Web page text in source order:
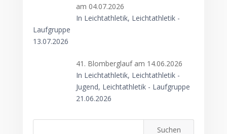
am 04.07.2026
In Leichtathletik, Leichtathletik -
Laufgruppe
13.07.2026
41. Blomberglauf am 14.06.2026
In Leichtathletik, Leichtathletik -
Jugend, Leichtathletik - Laufgruppe
21.06.2026